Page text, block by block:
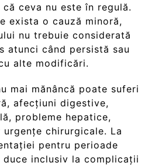
ceva nu este în regulă.
exista o cauză minoră,
nu trebuie considerată
atunci când persistă sau
alte modificări.
mai mănâncă poate suferi
afecțiuni digestive,
probleme hepatice,
chirurgicale. La
pentru perioade
inclusiv la complicații